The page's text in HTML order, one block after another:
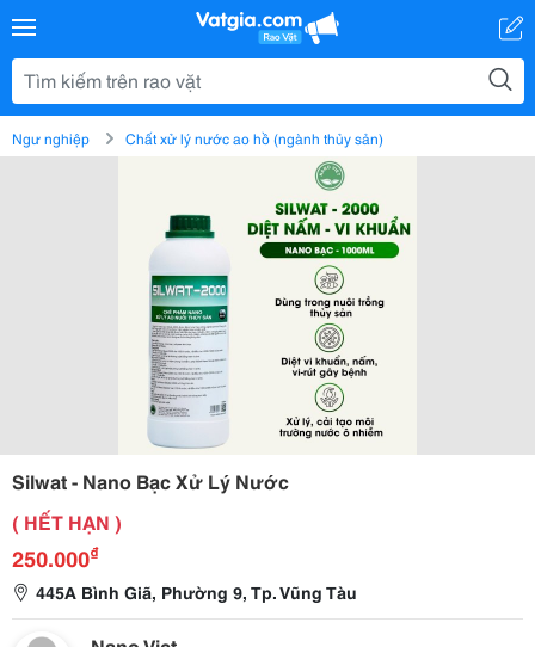
Ngư nghiệp Chất xử lý nước ao hồ (ngành thủy sản)
Silwat - Nano Bạc Xử Lý Nước
( HẾT HẠN )
250.000₫
445A Bình Giã, Phường 9, Tp. Vũng Tàu